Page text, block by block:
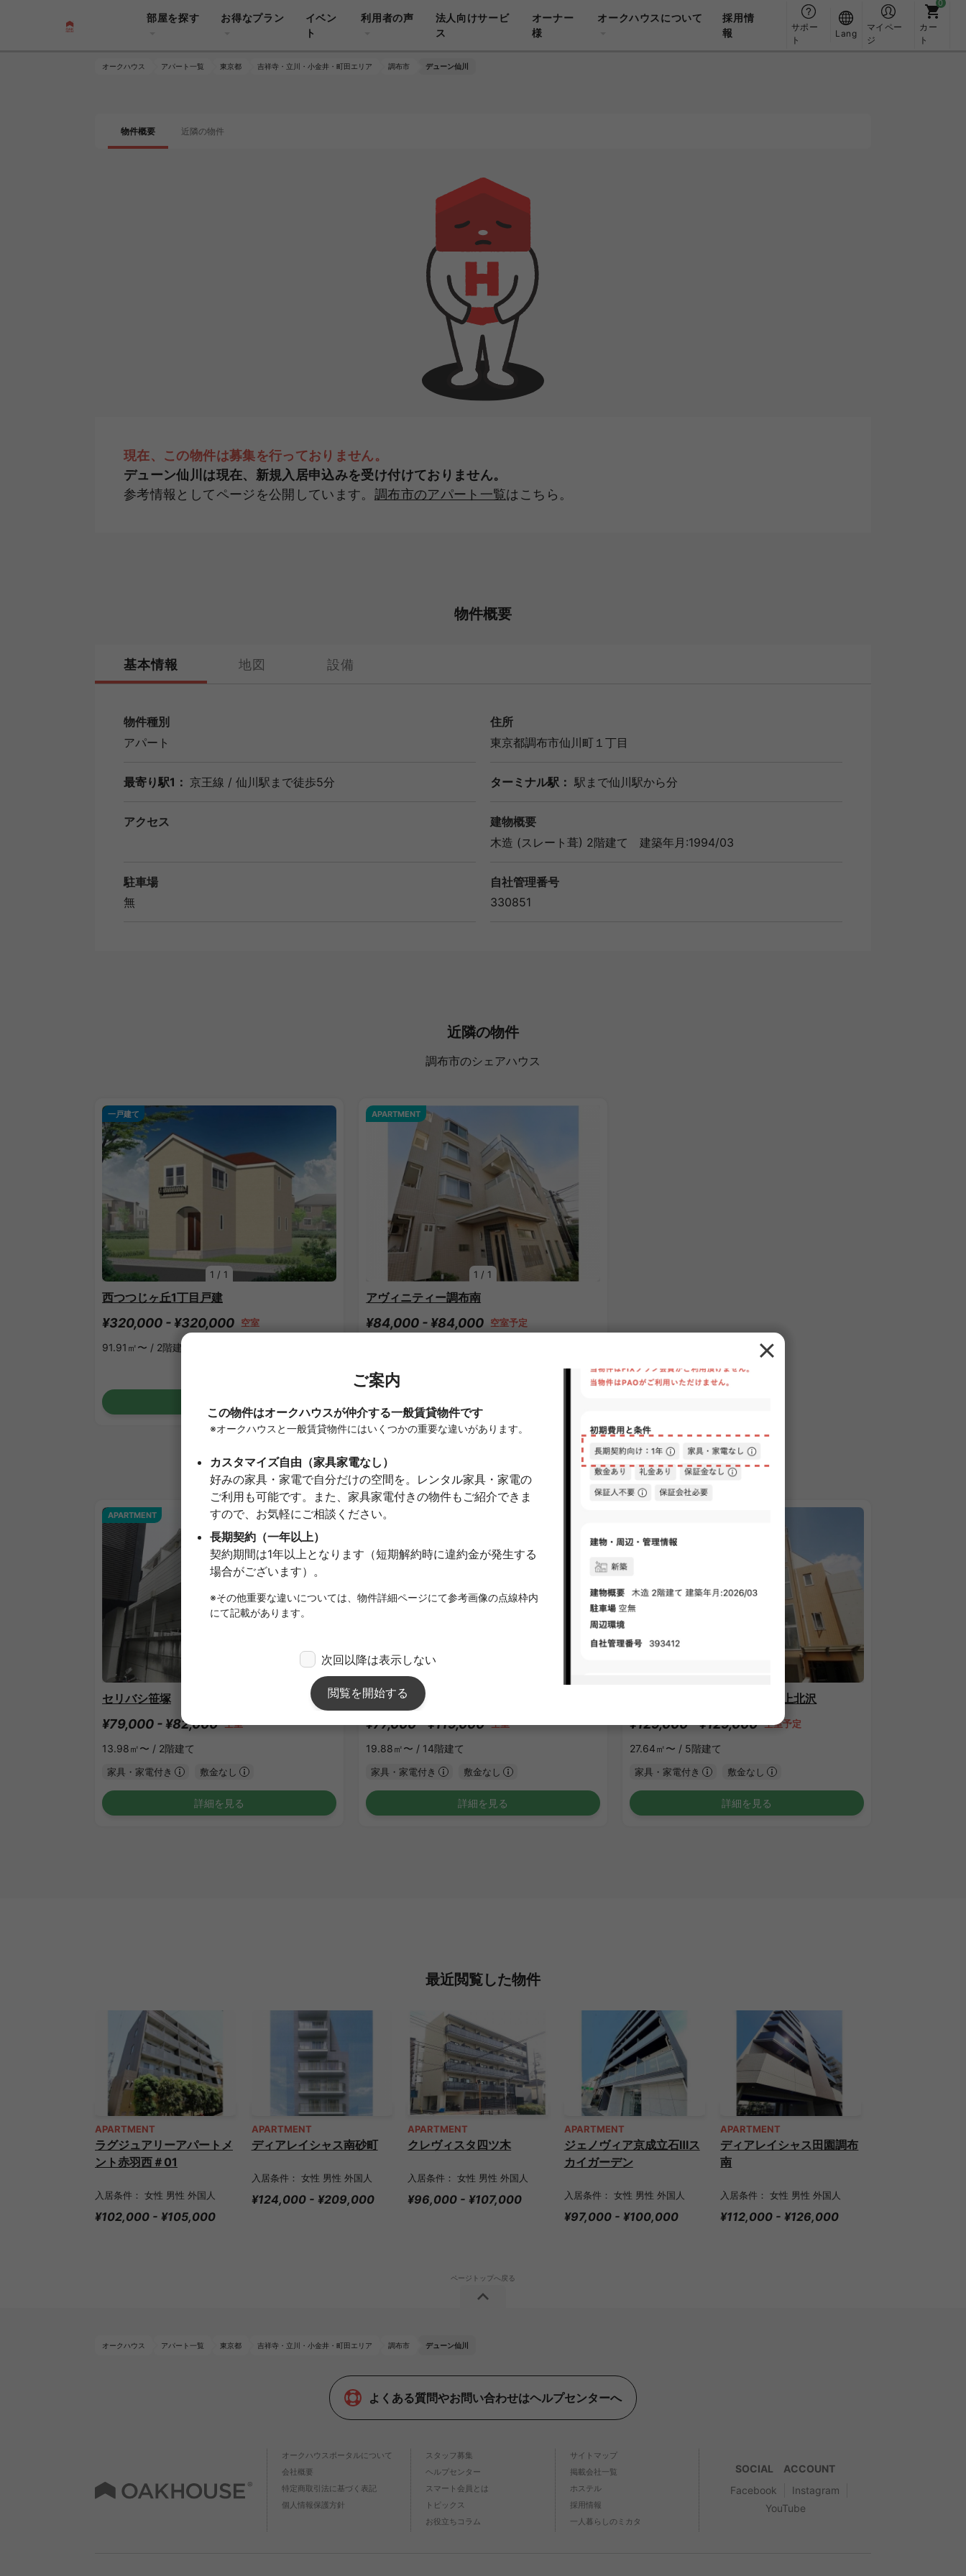
部屋を探す お得なプラン
イベン
ト
利用者の声
法人向けサービ
ス
オーナー
様
オークハウスについて
採用情
報
サポー
ト
Lang
マイペー
ジ
カー
ト
オークハウス アパート一覧 東京都 吉祥寺・立川・小金井・町田エリア 調布市 デューン仙川
物件概要 近隣の物件
現在、この物件は募集を行っておりません。
デューン仙川は現在、新規入居申込みを受け付けておりません。
参考情報としてページを公開しています。 調布市のアパート一覧はこちら。
物件概要
基本情報 地図 設備
物件種別
アパート
住所
東京都調布市仙川町１丁目
最寄り駅1： 京王線 / 仙川駅 まで徒歩5分 ターミナル駅： 駅まで仙川駅から分
アクセス
建物概要
木造 (スレート葺) 2階建て
建築年月:1994/03
駐車場
無
自社管理番号
330851
近隣の物件
調布市のシェアハウス
1 / 1
一戸建て
西つつじヶ丘1丁目戸建
¥320,000 - ¥320,000 空室
91.91㎡〜 / 2階建て
1 / 1
APARTMENT
アヴィニティー調布南
¥84,000 - ¥84,000 空室予定
家具・家電付き
APARTMENT
セリバシ笹塚
¥79,000 - ¥82,000 空室
13.98㎡〜 / 2階建て
家具・家電付き 敷金なし
詳細を見る
APARTMENT
ガラ・シティ笹塚
¥77,000 - ¥119,000 空室
19.88㎡〜 / 14階建て
家具・家電付き 敷金なし
詳細を見る
トゥールロワイヤル エルモア上北沢
¥129,000 - ¥129,000 空室予定
27.64㎡〜 / 5階建て
家具・家電付き 敷金なし
詳細を見る
最近閲覧した物件
APARTMENT
ラグジュアリーアパートメ
ント赤羽西＃01
入居条件： 女性 男性 外国人
¥102,000 - ¥105,000
APARTMENT
ディアレイシャス南砂町
入居条件： 女性 男性 外国人
¥124,000 - ¥209,000
APARTMENT
クレヴィスタ四ツ木
入居条件： 女性 男性 外国人
¥96,000 - ¥107,000
APARTMENT
ジェノヴィア京成立石Ⅲス
カイガーデン
入居条件： 女性 男性 外国人
¥97,000 - ¥100,000
APARTMENT
ディアレイシャス田園調布
南
入居条件： 女性 男性 外国人
¥112,000 - ¥126,000
オークハウス アパート一覧 東京都 吉祥寺・立川・小金井・町田エリア 調布市 デューン仙川
よくある質問やお問い合わせはヘルプセンターへ
オークハウスポータルについて
会社概要
特定商取引法に基づく表記
個人情報保護方針
スタッフ募集
ヘルプセンター
スマート会員とは
トピックス
お役立ちコラム
サイトマップ
掲載会社一覧
ホステル
採用情報
一人暮らしのミカタ
SOCIAL ACCOUNT
Facebook
Instagram
YouTube